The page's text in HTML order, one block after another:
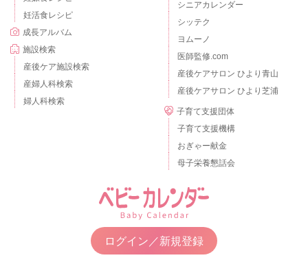
妊活食レシピ
成長アルバム
施設検索
産後ケア施設検索
産婦人科検索
婦人科検索
シニアカレンダー
シッテク
ヨムーノ
医師監修.com
産後ケアサロン ひより青山
産後ケアサロン ひより芝浦
子育て支援団体
子育て支援機構
おぎゃー献金
母子栄養懇話会
ログイン／新規登録